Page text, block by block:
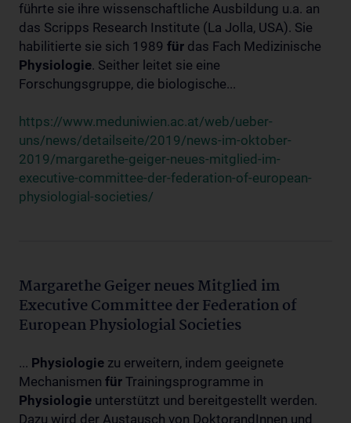
führte sie ihre wissenschaftliche Ausbildung u.a. an
das Scripps Research Institute (La Jolla, USA). Sie
habilitierte sie sich 1989 für das Fach Medizinische
Physiologie. Seither leitet sie eine
Forschungsgruppe, die biologische...
https://www.meduniwien.ac.at/web/ueber-
uns/news/detailseite/2019/news-im-oktober-
2019/margarethe-geiger-neues-mitglied-im-
executive-committee-der-federation-of-european-
physiologial-societies/
Margarethe Geiger neues Mitglied im
Executive Committee der Federation of
European Physiologial Societies
... Physiologie zu erweitern, indem geeignete
Mechanismen für Trainingsprogramme in
Physiologie unterstützt und bereitgestellt werden.
Dazu wird der Austausch von DoktorandInnen und